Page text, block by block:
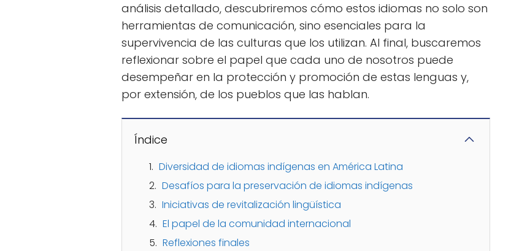
análisis detallado, descubriremos cómo estos idiomas no solo son
herramientas de comunicación, sino esenciales para la
supervivencia de las culturas que los utilizan. Al final, buscaremos
reflexionar sobre el papel que cada uno de nosotros puede
desempeñar en la protección y promoción de estas lenguas y,
por extensión, de los pueblos que las hablan.
Índice
Diversidad de idiomas indígenas en América Latina
Desafíos para la preservación de idiomas indígenas
Iniciativas de revitalización lingüística
El papel de la comunidad internacional
Reflexiones finales